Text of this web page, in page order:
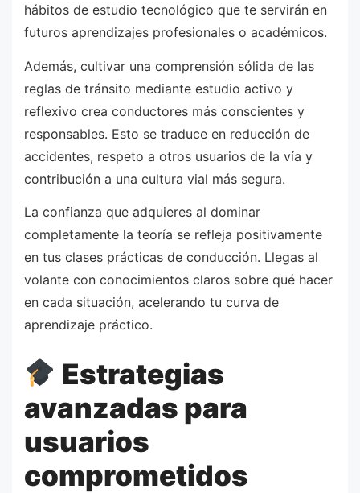
hábitos de estudio tecnológico que te servirán en
futuros aprendizajes profesionales o académicos.
Además, cultivar una comprensión sólida de las
reglas de tránsito mediante estudio activo y
reflexivo crea conductores más conscientes y
responsables. Esto se traduce en reducción de
accidentes, respeto a otros usuarios de la vía y
contribución a una cultura vial más segura.
La confianza que adquieres al dominar
completamente la teoría se refleja positivamente
en tus clases prácticas de conducción. Llegas al
volante con conocimientos claros sobre qué hacer
en cada situación, acelerando tu curva de
aprendizaje práctico.
Estrategias
avanzadas para
usuarios
comprometidos